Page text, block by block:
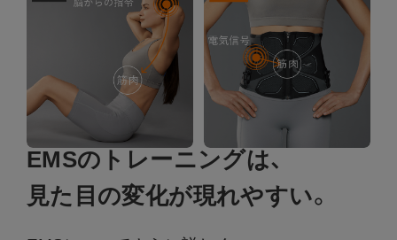
EMSのトレーニングは、
見た目の変化が現れやすい。